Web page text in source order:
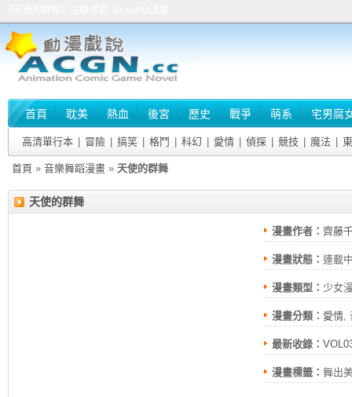
首頁 耽美 熱血 後宮 歷史 戰爭 萌系 宅男腐
高清單行本 冒險 搞笑 格鬥 科幻 愛情 偵探 競技 魔法
首頁 » 音樂舞蹈漫畫 » 天使的群舞
天使的群舞
漫畫作者： 齊藤
漫畫狀態： 連載
漫畫類型： 少女
漫畫分類： 愛情,
最新收錄：
漫畫標籤： 舞出